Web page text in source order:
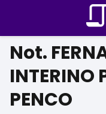
Not.
INTERINO
PENCO